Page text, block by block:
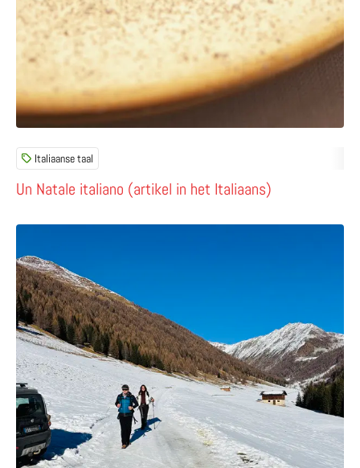
Un Natale italiano (artikel in het Italiaans)
Italiaanse taal
Lees meer over Zelf knödel maken en een zonnige